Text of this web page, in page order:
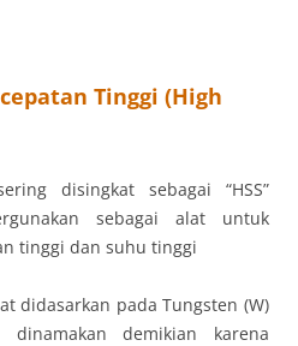
Tinggi (High
disingkat sebagai “HSS”
sebagai alat untuk
tinggi dan suhu tinggi
didasarkan pada Tungsten (W)
demikian karena